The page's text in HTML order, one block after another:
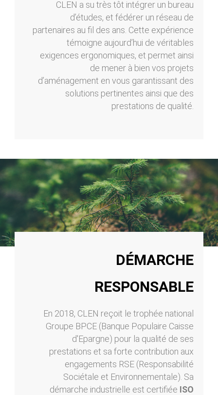
CLEN a su très tôt intégrer un bureau
d’études, et fédérer un réseau de
partenaires au fil des ans. Cette expérience
témoigne aujourd’hui de véritables
exigences ergonomiques, et permet ainsi
de mener à bien vos projets
d’aménagement en vous garantissant des
solutions pertinentes ainsi que des
prestations de qualité.
DÉMARCHE
RESPONSABLE
En 2018, CLEN reçoit le trophée national
Groupe BPCE (Banque Populaire Caisse
d'Epargne) pour la qualité de ses
prestations et sa forte contribution aux
engagements RSE (Responsabilité
Sociétale et Environnementale). Sa
démarche industrielle est certifiée ISO